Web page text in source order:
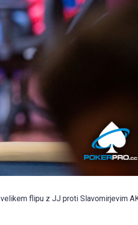
flipu z JJ proti Slavomirjevim